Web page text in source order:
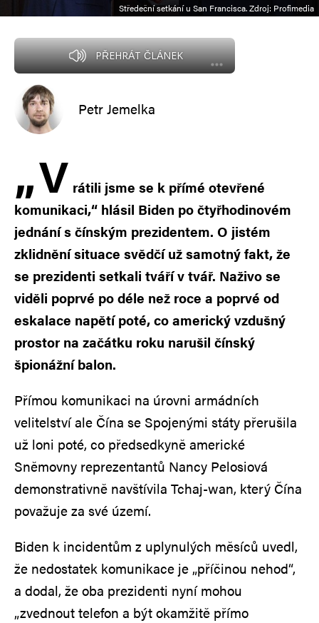
Středeční setkání u San Francisca. Zdroj: Profimedia
PŘEHRÁT ČLÁNEK
Petr Jemelka
„V rátili jsme se k přímé otevřené
komunikaci,“ hlásil Biden po čtyřhodinovém
jednání s čínským prezidentem. O jistém
zklidnění situace svědčí už samotný fakt, že
se prezidenti setkali tváří v tvář. Naživo se
viděli poprvé po déle než roce a poprvé od
eskalace napětí poté, co americký vzdušný
prostor na začátku roku narušil čínský
špionážní balon.
Přímou komunikaci na úrovni armádních
velitelství ale Čína se Spojenými státy přerušila
už loni poté, co předsedkyně americké
Sněmovny reprezentantů Nancy Pelosiová
demonstrativně navštívila Tchaj-wan, který Čína
považuje za své území.
Biden k incidentům z uplynulých měsíců uvedl,
že nedostatek komunikace je „příčinou nehod“,
a dodal, že oba prezidenti nyní mohou
„zvednout telefon a být okamžitě přímo